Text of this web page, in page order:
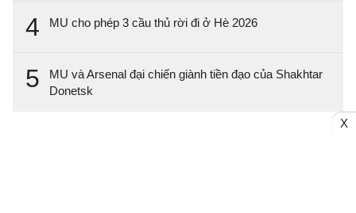
4 MU cho phép 3 cầu thủ rời đi ở Hè 2026
5
MU và Arsenal đại chiến giành tiền đạo của Shakhtar
Donetsk
X